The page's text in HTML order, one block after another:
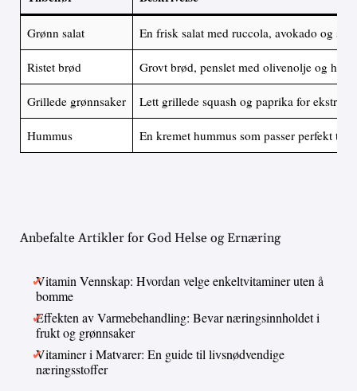
Grønn salat En frisk salat med ruccola, avokado og
Ristet brød Grovt brød, penslet med olivenolje og
Grillede grønnsaker Lett grillede squash og paprika for ekstra
Hummus En kremet hummus som passer perfekt til
Anbefalte Artikler for God Helse og Ernæring
Vitamin Vennskap: Hvordan velge enkeltvitaminer uten å
bomme
Effekten av Varmebehandling: Bevar næringsinnholdet i
frukt og grønnsaker
Vitaminer i Matvarer: En guide til livsnødvendige
næringsstoffer